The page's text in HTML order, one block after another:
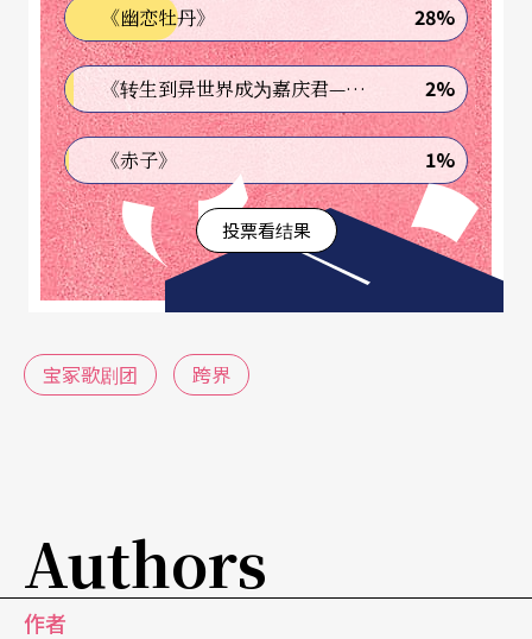
额遗产，并且拥有英俊完美的「执事」（意指私人
管家）柴田理人伴随左右。这样简单甚至有点空洞
的剧情，先前被日本演艺界拍成偶像剧，却因为剧
情太薄弱，出现不少负评，但在宝冢舞台上，落难
公主遇见完美骑士的主题反而是大书特书的好题
材。
主演男役即是此次来台公演星组二番手（第二男主
团拔擢，研七（新人公演最后一年）才担任新公主
雅地穿梭舞台，人海战术般华丽的群舞场面，成了
本戏最大卖点。
《幽恋牡丹》 28%
《转生到异世界成为嘉庆君—发现我的祖先是诈骗集团!?》 2%
《赤子》 1%
投票看结果
宝冢歌剧团 跨界
Authors
作者